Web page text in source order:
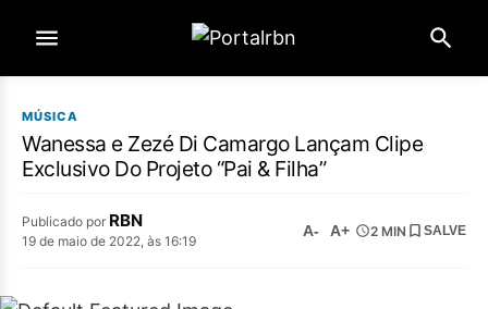
MÚSICA
Wanessa e Zezé Di Camargo Lançam Clipe
Exclusivo Do Projeto “Pai & Filha”
Publicado por RBN
19 de maio de 2022, às 16:19
A- A+ 2 MIN SALVE